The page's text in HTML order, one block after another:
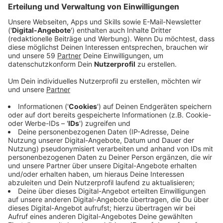
Dabei kommt es auf viele verschiedene Faktoren an:
ältere Schüler kommen mit dem Home-Schooling
meist besser klar als andere, manche Eltern haben
nicht nur ein sondern drei Kinder zu versorgen... auch
wenn das Schulministerium auf verschiedene
Hilfsangebote verweist, sehen die Lehrer im Kreis die
Situation doch meist als Belastung. NE-WS 89.4-
Reporterin Tatjana Otto hat sich ein Bild gemacht.
Anzeige